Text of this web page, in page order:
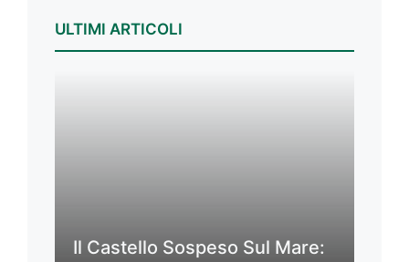
ULTIMI ARTICOLI
Il Castello Sospeso Sul Mare: